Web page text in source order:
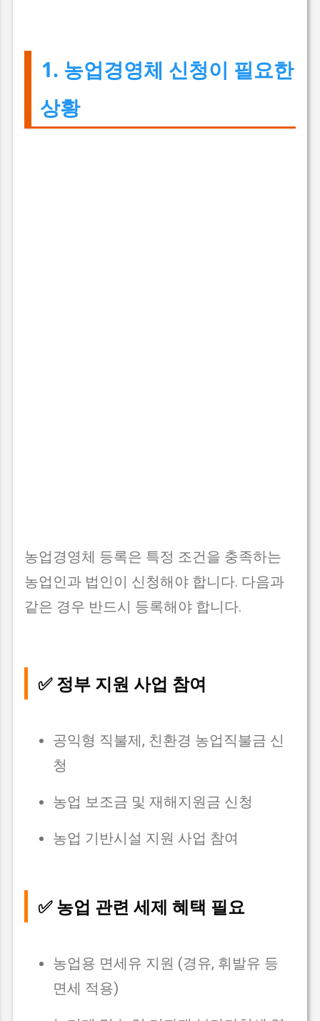
1. 농업경영체 신청이 필요한
상황
농업경영체 등록은 특정 조건을 충족하는
농업인과 법인이 신청해야 합니다. 다음과
같은 경우 반드시 등록해야 합니다.
✅ 정부 지원 사업 참여
공익형 직불제, 친환경 농업직불금 신
청
농업 보조금 및 재해지원금 신청
농업 기반시설 지원 사업 참여
✅ 농업 관련 세제 혜택 필요
농업용 면세유 지원 (경유, 휘발유 등
면세 적용)